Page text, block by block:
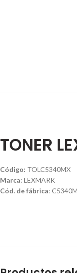
TONER
Código: TOLC5340MX
Marca: LEXMARK
Cód. de fábrica: